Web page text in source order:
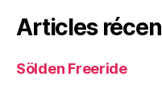
Articles
Sölden Freeride